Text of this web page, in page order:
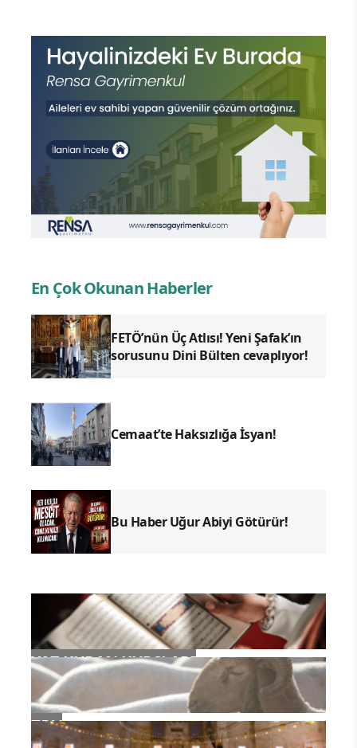
İSLAM
Mısır, üniversitelerde peçeyi
yasakladı
GÜNCELLEME:28.01.2020
- 22:43
1057
GÖRÜNTÜLEME
Darbeci Sisi'nin yönettiği Mısır'da,
Kahire Üniversitesi öğretim
Arap dünyasında Suudi Arabistan veliaht
Prensi Muhammed Bin Selman'la
başlayan Ilımlı İslam, diğer ülkelere de
yayılıyor. O ülkelerden biri de Mısır.
2013'te Muhammed Mursi'ye darbe
geçen Abdülfettah es-Sisi, Ilımlı İslam'da
dikkat çekecek bir adım attı.
Mısır'ın önemli eğitim kurumlarından
Kahire Üniversitesi öğretim
görevlilerinin, peçe takmasını yasakladı.
Mısır Diyanet İşleri de bu kararı
destekledi ve"Mısır toplumunun dinde